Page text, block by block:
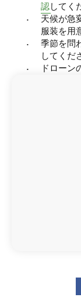
認してく
天候が急
服装を用
季節を問
してくだ
ドローン